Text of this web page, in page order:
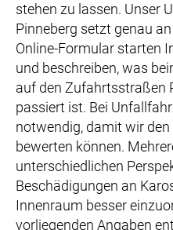
stehen zu lassen. Unser
Pinneberg setzt genau
Online-Formular starten
und beschreiben, was
auf den Zufahrtsstraßen
passiert ist. Bei
notwendig, damit wir
bewerten können.
unterschiedlichen
Beschädigungen an
Innenraum besser
vorliegenden Angaben